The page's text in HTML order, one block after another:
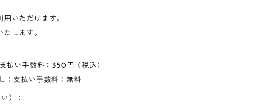
いただけます。
します。
払い手数料：350円（税込）
：支払い手数料：無料
）：